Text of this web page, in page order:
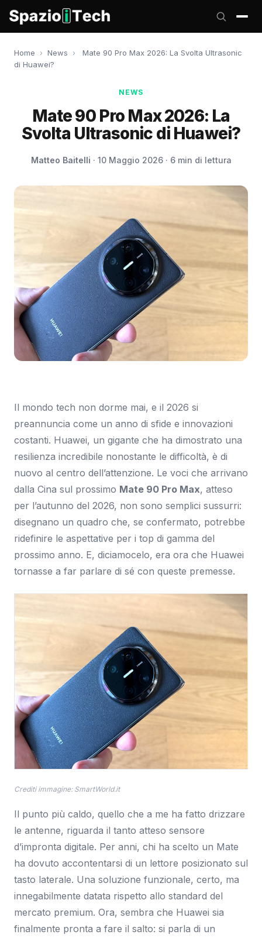
Home › News ›
Mate 90 Pro Max 2026: La Svolta Ultrasonic
di Huawei?
NEWS
Mate 90 Pro Max 2026: La
Svolta Ultrasonic di Huawei?
Matteo Baitelli · 10 Maggio 2026 · 6 min di lettura
Il mondo tech non dorme mai, e il 2026 si
preannuncia come un anno di sfide e innovazioni
costanti. Huawei, un gigante che ha dimostrato una
resilienza incredibile nonostante le difficoltà, è di
nuovo al centro dell’attenzione. Le voci che arrivano
dalla Cina sul prossimo Mate 90 Pro Max, atteso
per l’autunno del 2026, non sono semplici sussurri:
disegnano un quadro che, se confermato, potrebbe
ridefinire le aspettative per i top di gamma del
prossimo anno. E, diciamocelo, era ora che Huawei
tornasse a far parlare di sé con queste premesse.
Crediti immagine: SmartWorld.it
Il punto più caldo, quello che a me ha fatto drizzare
le antenne, riguarda il tanto atteso sensore
d’impronta digitale. Per anni, chi ha scelto un Mate
ha dovuto accontentarsi di un lettore posizionato sul
tasto laterale. Una soluzione funzionale, certo, ma
innegabilmente datata rispetto allo standard del
mercato premium. Ora, sembra che Huawei sia
finalmente pronta a fare il salto: si parla di un